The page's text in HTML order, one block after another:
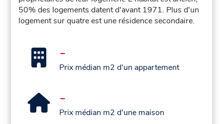
50% des logements datent d'avant 1971. Plus d'un
logement sur quatre est une résidence secondaire.
-
Prix médian m2 d'un appartement
-
Prix médian m2 d'une maison